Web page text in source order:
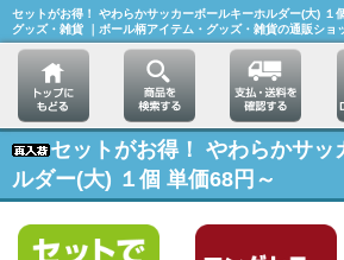
セットがお得！ やわらかサッカーボールキーホルダー(大) １
グッズ・雑貨 ｜ボール柄アイテム・グッズ・雑貨の通販ショ
セットがお得！ やわらかサッ
ルダー(大) １個 単価68円～